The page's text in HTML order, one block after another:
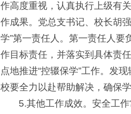
作高度重视，认真执行上级有
作成果。党总支书记、校长胡
学”第一责任人。第一责任人要
作目标责任，并落实到具体责
点地推进“控辍保学”工作。发
校要全力以赴帮助解决，确保
5.其他工作成效。安全工